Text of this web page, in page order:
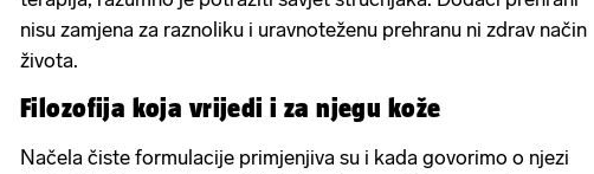
nisu zamjena za raznoliku i uravnoteženu prehranu ni zdrav način
života.
Filozofija koja vrijedi i za njegu kože
Načela čiste formulacije primjenjiva su i kada govorimo o njezi